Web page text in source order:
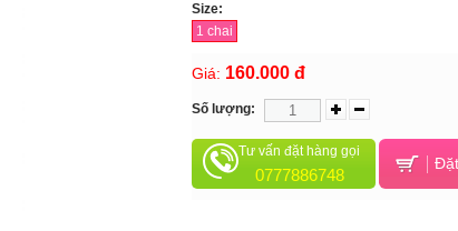
Size:
1 chai
Giá: 160.000 đ
Số lượng:
Tư vấn đặt hàng gọi
0777886748